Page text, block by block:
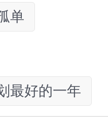
单
最好的一年